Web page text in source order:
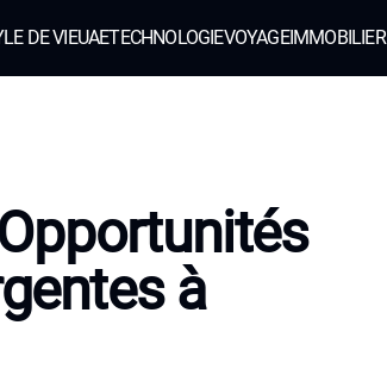
DE VIEUAETECHNOLOGIEVOYAGEIMMOBILIER
à